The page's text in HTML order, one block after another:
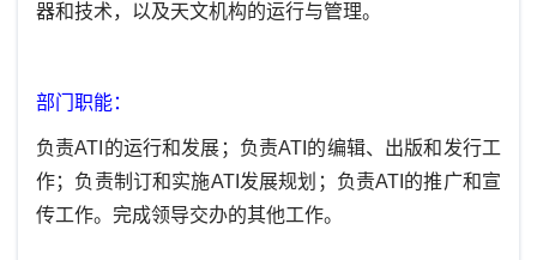
器和技术，以及天文机构的运行与管理。
部门职能：
负责ATI的运行和发展；负责ATI的编辑、出版和发行工
作；负责制订和实施ATI发展规划；负责ATI的推广和宣
传工作。完成领导交办的其他工作。